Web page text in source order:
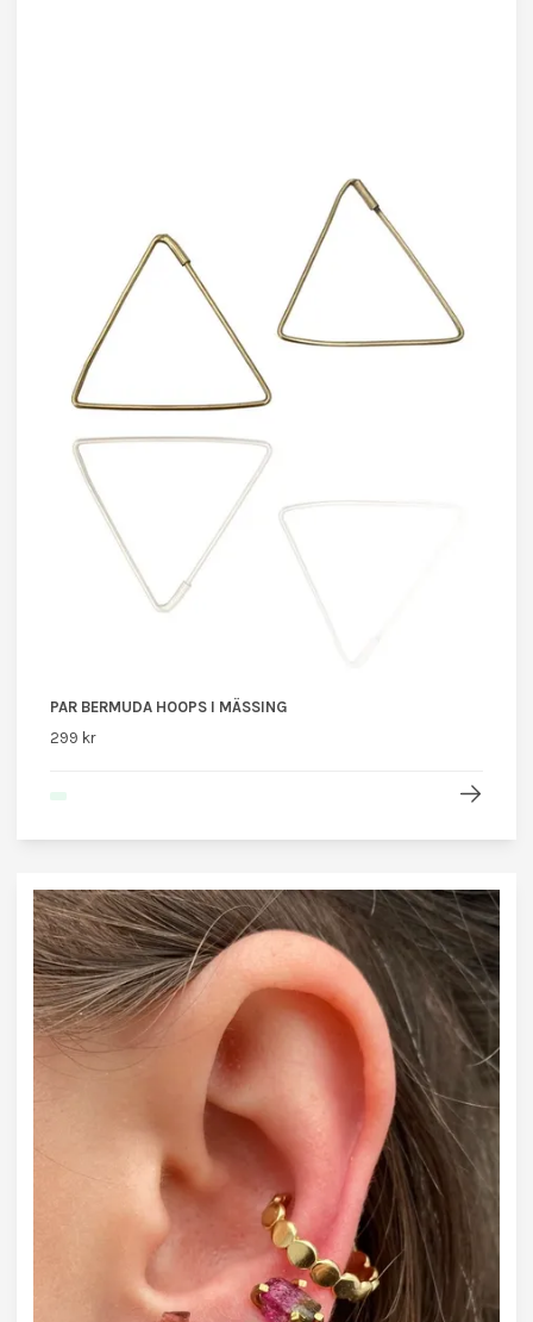
PAR BERMUDA HOOPS I MÄSSING
299 kr